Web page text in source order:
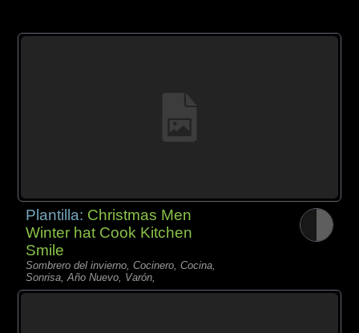
Plantilla: Christmas Men
Winter hat Cook Kitchen
Smile
Sombrero del invierno, Cocinero, Cocina,
Sonrisa, Año Nuevo, Varón,